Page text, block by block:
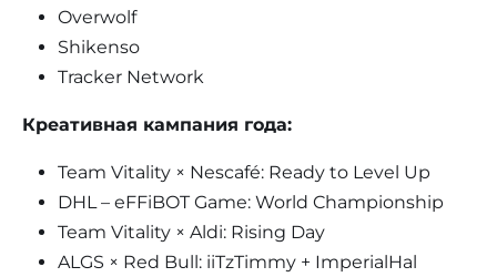
Overwolf
Shikenso
Tracker Network
Креативная кампания года:
Team Vitality × Nescafé: Ready to Level Up
DHL – eFFiBOT Game: World Championship
Team Vitality × Aldi: Rising Day
ALGS × Red Bull: iiTzTimmy + ImperialHal